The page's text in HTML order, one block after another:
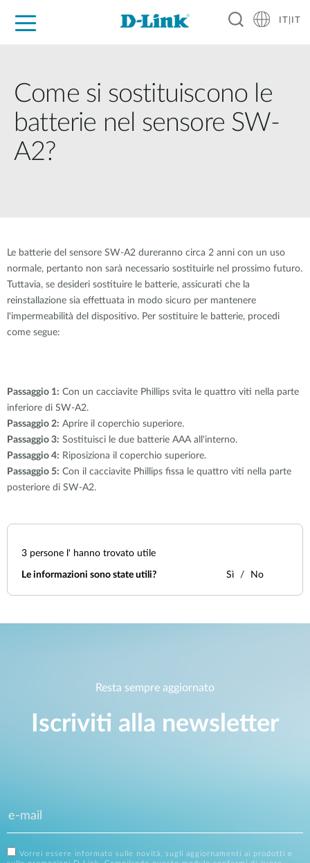
IT|IT
Come si sostituiscono le
batterie nel sensore SW-
A2?
Le batterie del sensore SW-A2 dureranno circa 2 anni con un uso
normale, pertanto non sarà necessario sostituirle nel prossimo futuro.
Tuttavia, se desideri sostituire le batterie, assicurati che la
reinstallazione sia effettuata in modo sicuro per mantenere
l'impermeabilità del dispositivo. Per sostituire le batterie, procedi
come segue:
Passaggio 1: Con un cacciavite Phillips svita le quattro viti nella parte
inferiore di SW-A2.
Passaggio 2: Aprire il coperchio superiore.
Passaggio 3: Sostituisci le due batterie AAA all'interno.
Passaggio 4: Riposiziona il coperchio superiore.
Passaggio 5: Con il cacciavite Phillips fissa le quattro viti nella parte
posteriore di SW-A2.
3 persone l' hanno trovato utile
Le informazioni sono state utili? Sì No
Resta sempre aggiornato
Iscriviti alla newsletter
Vorrei essere informato sulle novità, sugli aggiornamenti ai prodotti e